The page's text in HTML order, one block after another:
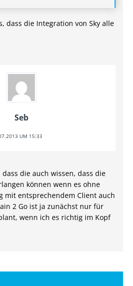
dass die Integration von Sky alle
Seb
UM 15:33
dass die auch wissen, dass die
können wenn es ohne
mit entsprechendem Client auch
2 Go ist ja zunächst nur für
wenn ich es richtig im Kopf